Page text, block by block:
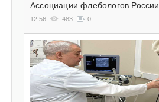
Ассоциации флебологов России
12:56 483 0